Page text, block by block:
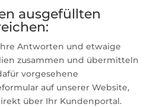
ausgefüllten
Antworten und etwaige
zusammen und übermitteln
vorgesehene
auf unserer Website,
über Ihr Kundenportal.